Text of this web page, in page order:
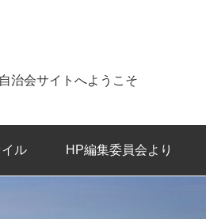
治会サイトへようこそ
ル HP編集委員会より